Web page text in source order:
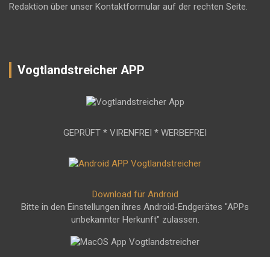
Redaktion über unser Kontaktformular auf der rechten Seite.
Vogtlandstreicher APP
GEPRÜFT * VIRENFREI * WERBEFREI
Download für Android
Bitte in den Einstellungen ihres Android-Endgerätes "APPs
unbekannter Herkunft" zulassen.